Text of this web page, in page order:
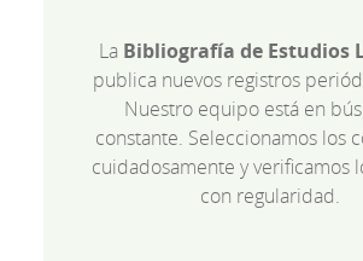
La Bibliografía de Estudios
publica nuevos registros
Nuestro equipo está en
constante. Seleccionamos los
cuidadosamente y verificamos
con regularidad.